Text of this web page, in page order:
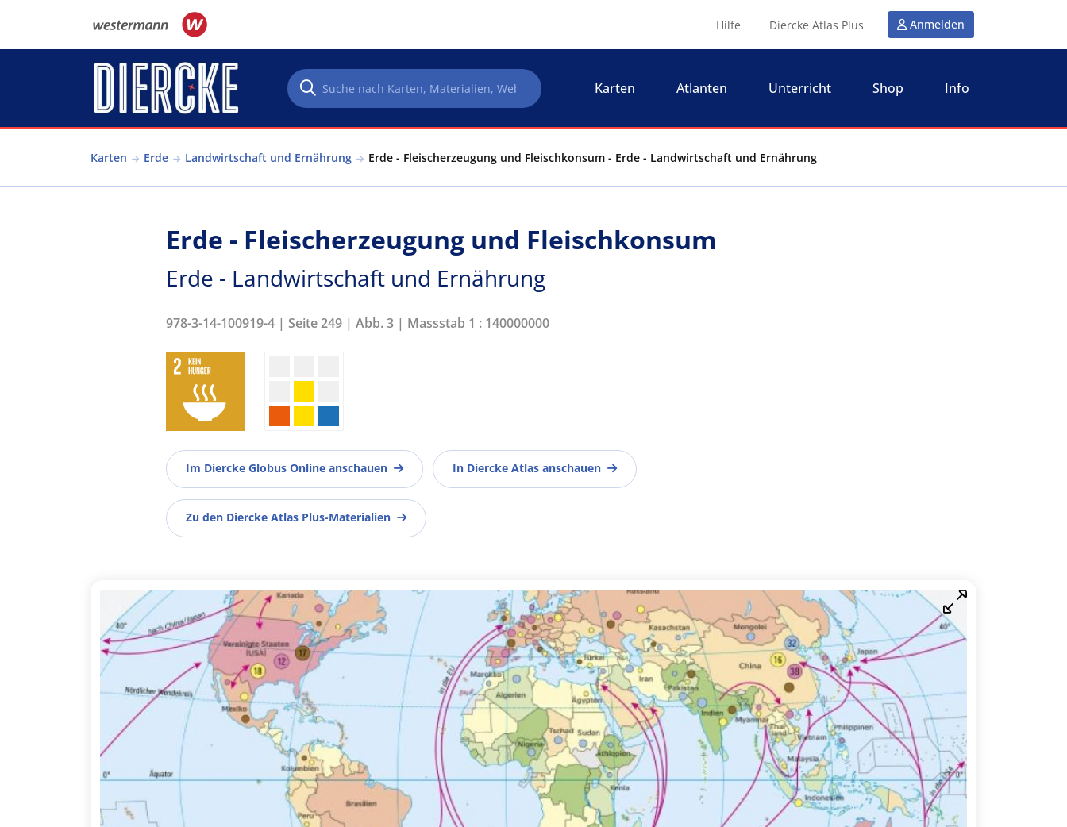
Hilfe Diercke Atlas Plus Anmelden
Karten Atlanten Unterricht Shop Info
Karten Erde Landwirtschaft und Ernährung Erde - Fleischerzeugung und Fleischkonsum - Erde - Landwirtschaft und Ernährung
Erde - Fleischerzeugung und Fleischkonsum
Erde - Landwirtschaft und Ernährung
978-3-14-100919-4 | Seite 249 | Abb. 3 | Massstab 1 : 140000000
Im Diercke Globus Online anschauen In Diercke Atlas anschauen
Zu den Diercke Atlas Plus-Materialien